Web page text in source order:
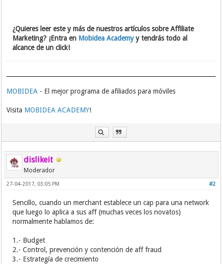
¿Quieres leer este y más de nuestros artículos sobre Affiliate
Marketing? ¡Entra en Mobidea Academy y tendrás todo al
alcance de un click!
MOBIDEA - El mejor programa de afiliados para móviles
Visita MOBIDEA ACADEMY!
dislikeit
Moderador
#2
27-04-2017, 03:05 PM
Sencillo, cuando un merchant establece un cap para una network
que luego lo aplica a sus aff (muchas veces los novatos)
normalmente hablamos de:
1.- Budget
2.- Control, prevención y contención de aff fraud
3.- Estrategía de crecimiento